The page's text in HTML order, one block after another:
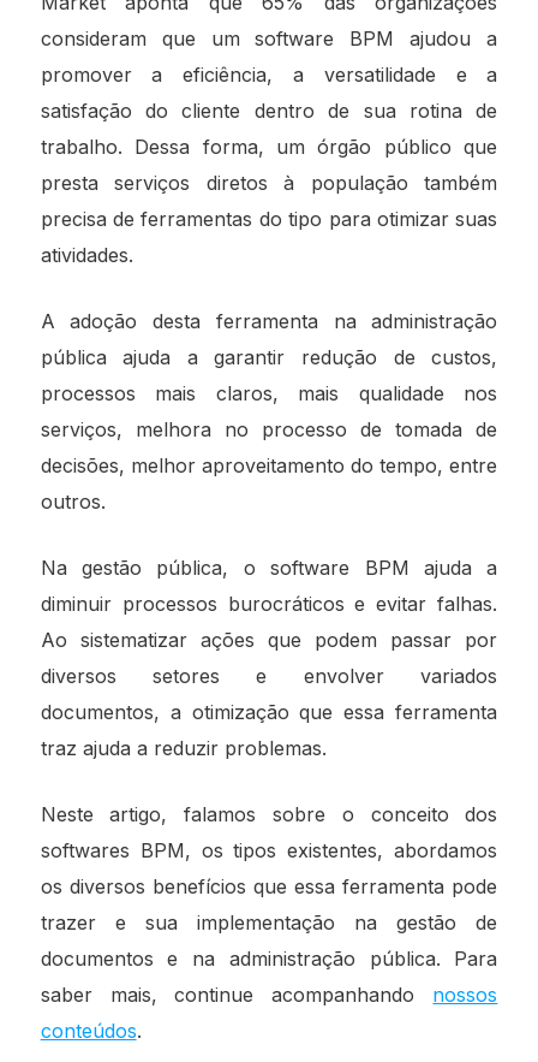
consideram que um software BPM ajudou a
promover a eficiência, a versatilidade e a
satisfação do cliente dentro de sua rotina de
trabalho. Dessa forma, um órgão público que
presta serviços diretos à população também
precisa de ferramentas do tipo para otimizar suas
atividades.
A adoção desta ferramenta na administração
pública ajuda a garantir redução de custos,
processos mais claros, mais qualidade nos
serviços, melhora no processo de tomada de
decisões, melhor aproveitamento do tempo, entre
outros.
Na gestão pública, o software BPM ajuda a
diminuir processos burocráticos e evitar falhas.
Ao sistematizar ações que podem passar por
diversos setores e envolver variados
documentos, a otimização que essa ferramenta
traz ajuda a reduzir problemas.
Neste artigo, falamos sobre o conceito dos
softwares BPM, os tipos existentes, abordamos
os diversos benefícios que essa ferramenta pode
trazer e sua implementação na gestão de
documentos e na administração pública. Para
saber mais, continue acompanhando nossos
conteúdos.